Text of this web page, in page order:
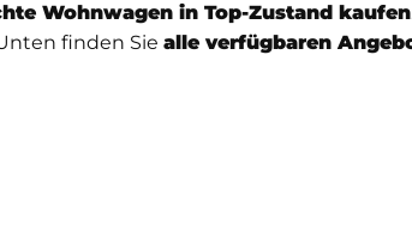
Wohnwagen in Top-Zustand kaufen
finden Sie alle verfügbaren